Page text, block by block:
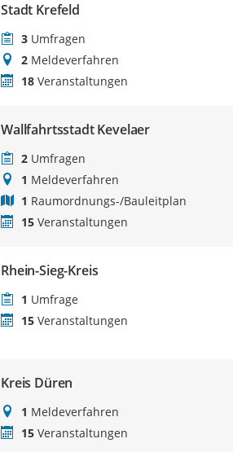
Stadt Krefeld
3 Umfragen
2 Meldeverfahren
18 Veranstaltungen
Wallfahrtsstadt Kevelaer
2 Umfragen
1 Meldeverfahren
1 Raumordnungs-/Bauleitplan
15 Veranstaltungen
Rhein-Sieg-Kreis
1 Umfrage
15 Veranstaltungen
Kreis Düren
1 Meldeverfahren
15 Veranstaltungen